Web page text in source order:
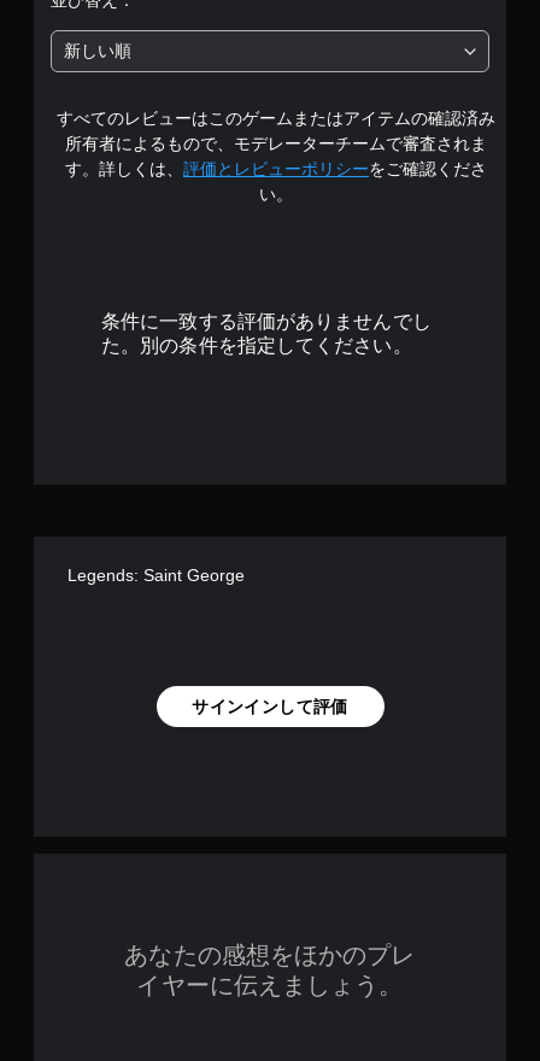
中
の
4
で
新しい順
すべてのレビューはこのゲームまたはアイテムの確認済み
所有者によるもので、モデレーターチームで審査されま
す。詳しくは、 評価とレビューポリシーをご確認くださ
い。
条件に一致する評価がありませんでし
た。別の条件を指定してください。
Legends: Saint George
サインインして評価
あなたの感想をほかのプレ
イヤーに伝えましょう。